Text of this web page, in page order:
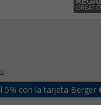
5% con la tarjeta Berger